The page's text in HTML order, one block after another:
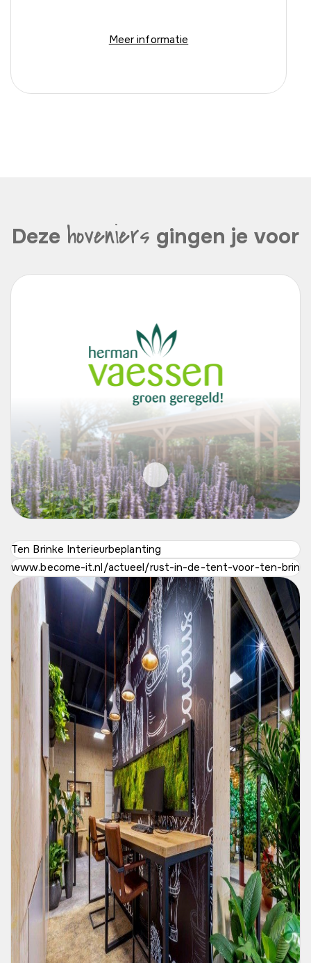
Meer informatie
Deze hoveniers gingen je voor
Ten Brinke Interieurbeplanting
www.become-it.nl/actueel/rust-in-de-tent-voor-ten-